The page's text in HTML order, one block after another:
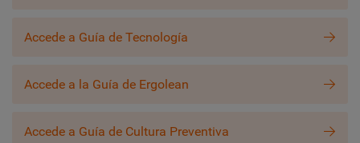
Accede a Guía de Tecnología
Accede a la Guía de Ergolean
Accede a Guía de Cultura Preventiva